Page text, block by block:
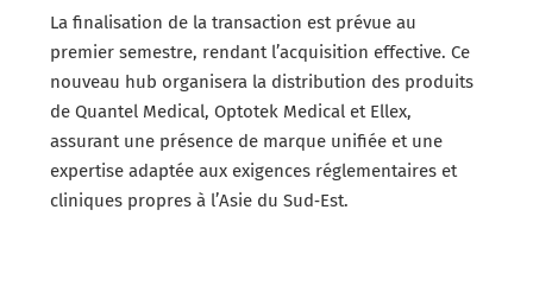
La finalisation de la transaction est prévue au
premier semestre, rendant l’acquisition effective. Ce
nouveau hub organisera la distribution des produits
de Quantel Medical, Optotek Medical et Ellex,
assurant une présence de marque unifiée et une
expertise adaptée aux exigences réglementaires et
cliniques propres à l’Asie du Sud‑Est.